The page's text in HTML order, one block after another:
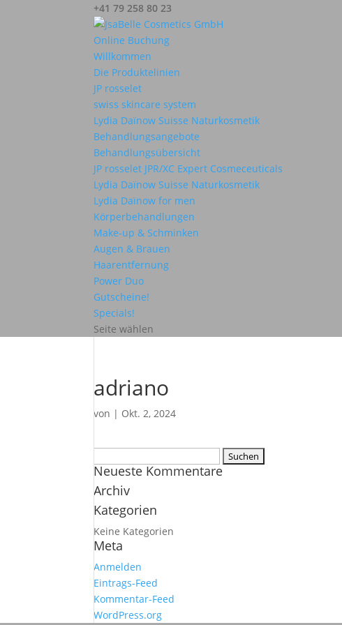
+41 79 258 80 23
Online Buchung
Willkommen
Die Produktelinien
JP rosselet
swiss skincare system
Lydia Daïnow Suisse Naturkosmetik
Behandlungsangebote
Behandlungsübersicht
JP rosselet JPR/XC Expert Cosmeceuticals
Lydia Daïnow Suisse Naturkosmetik
Lydia Daïnow for men
Körperbehandlungen
Make-up & Schminken
Augen & Brauen
Haarentfernung
Power Duo
Gutscheine!
Specials!
Seite wählen
adriano
von | Okt. 2, 2024
nach:
Neueste Kommentare
Archiv
Kategorien
Keine Kategorien
Meta
Anmelden
Eintrags-Feed
Kommentar-Feed
WordPress.org